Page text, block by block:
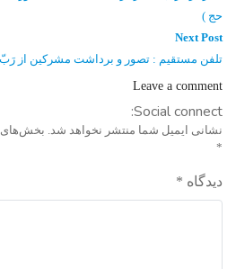
حج )
Next Post
Next
تلفن مستقیم : تصور و برداشت مشرکین از رَبّ
Leave a comment
Social connect:
نشانی ایمیل شما منتشر نخواهد شد. بخش‌های
*
دیدگاه *